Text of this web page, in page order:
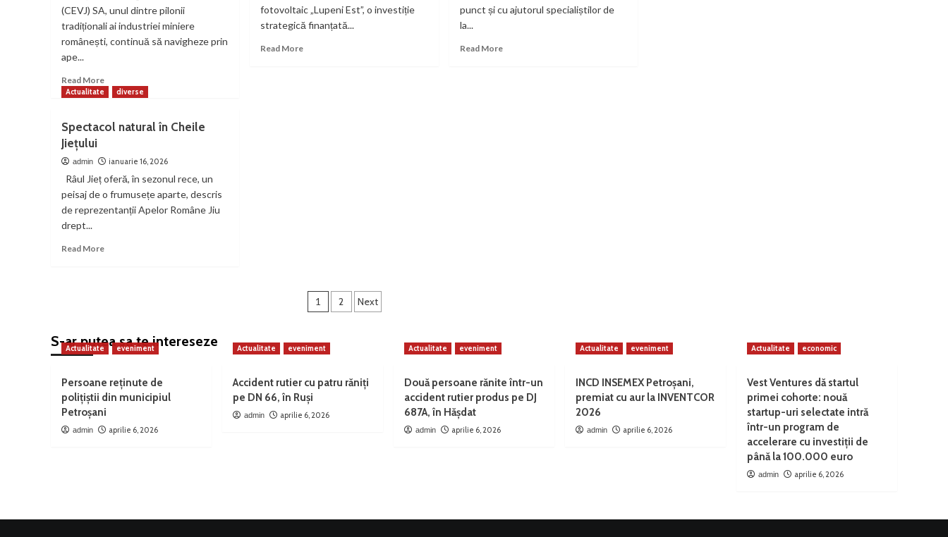
Ovid
Densusianu
(CEVJ) SA, unul dintre pilonii
tradiționali ai industriei miniere
românești, continuă să navigheze prin
ape...
Read MoreRead
more
masive
pierderi
la
Complexul
Energetic
fotovoltaic „Lupeni Est”, o investiție
strategică finanțată...
Read MoreRead
punct și cu ajutorul specialiștilor de
la...
Read MoreRead
Actualitate diverse
Spectacol natural în Cheile
Jiețului
admin ianuarie 16, 2026
Râul Jieț oferă, în sezonul rece, un
peisaj de o frumusețe aparte, descris
de reprezentanții Apelor Române Jiu
drept...
Read MoreRead
Jiețului
Paginație
1 2 Next
S-ar putea sa te intereseze
Actualitate eveniment
Persoane reținute de
polițiștii din municipiul
Petroșani
admin aprilie 6, 2026
Actualitate eveniment
Accident rutier cu patru răniți
pe DN 66, în Ruși
admin aprilie 6, 2026
Actualitate eveniment
Două persoane rănite într-un
accident rutier produs pe DJ
687A, în Hășdat
admin aprilie 6, 2026
Actualitate eveniment
INCD INSEMEX Petroșani,
premiat cu aur la INVENTCOR
2026
admin aprilie 6, 2026
Actualitate economic
Vest Ventures dă startul
primei cohorte: nouă
startup-uri selectate intră
într-un program de
accelerare cu investiții de
până la 100.000 euro
admin aprilie 6, 2026